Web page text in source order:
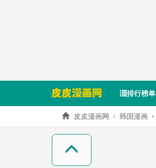
排行榜单
皮皮漫画网 韩国漫画